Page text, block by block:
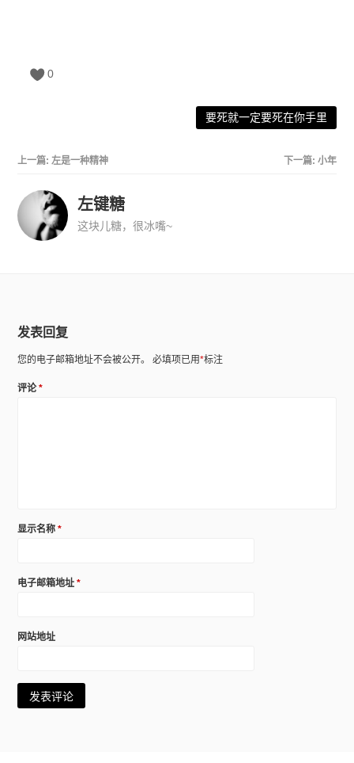
0
要死就一定要死在你手里
上一篇:左是一种精神 下一篇: 小年
左键糖
这块儿糖，很冰嘴~
发表回复
您的电子邮箱地址不会被公开。 必填项已用*标注
评论*
显示名称*
电子邮箱地址*
网站地址